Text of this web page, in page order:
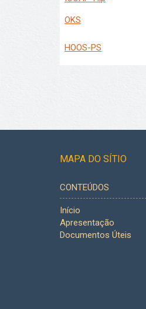
OKS
HOOS-PS
MAPA DO SÍTIO
CONTEÚDOS
Início
Apresentação
Documentos Úteis